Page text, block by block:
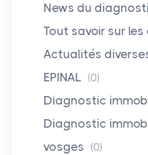
News du
Tout savoir sur
Actualités
EPINAL (0)
Diagnostic
Diagnostic
vosges (0)